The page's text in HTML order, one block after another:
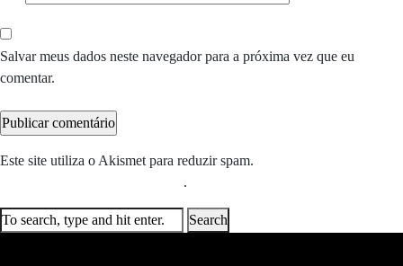
Salvar meus dados neste navegador para a próxima vez que eu
comentar.
Este site utiliza o Akismet para reduzir spam.
.
Search